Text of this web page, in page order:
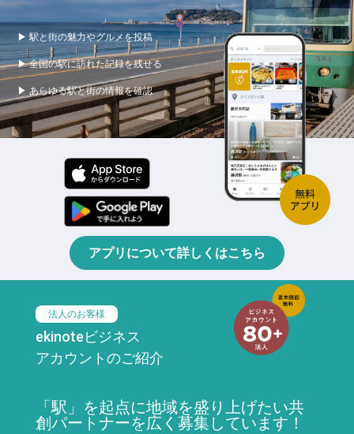
▶ 駅と街の魅力やグルメを投稿
▶ 全国の駅に訪れた記録を残せる
▶ あらゆる駅と街の情報を確認
アプリについて詳しくはこちら
法人のお客様
ekinoteビジネス
アカウントのご紹介
「駅」を起点に地域を盛り上げたい共
創パートナーを広く募集しています！